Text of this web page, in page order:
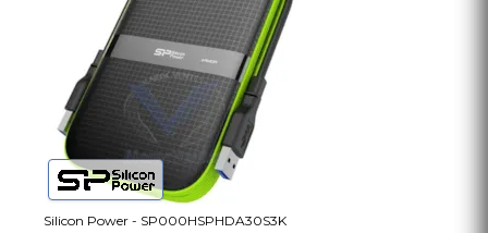
Silicon Power - SP000HSPHDA30S3K